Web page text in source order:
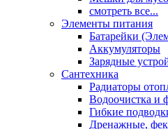
смотреть все...
Элементы питания
Батарейки
Аккумуляторы
Зарядные
Сантехника
Радиаторы
Водоочистка и
Гибкие
Дренажные,